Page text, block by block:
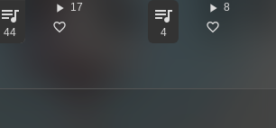
queue_music
44
play_arrow 17 queue_music
4
play_arrow 8